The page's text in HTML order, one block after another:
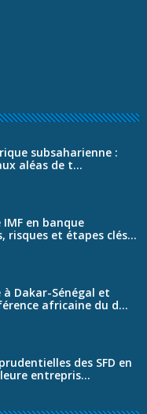
subsaharienne :
aléas de t...
en banque
risques et étapes clés...
à Dakar-Sénégal et
africaine du d...
des SFD en
entrepris...